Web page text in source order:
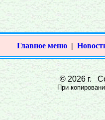
Главное меню |
© 2026 г.
При